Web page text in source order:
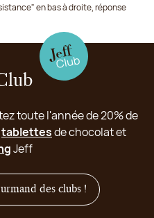
en bas à droite, réponse
toute l'année de 20% de
tablettesde chocolat et
Jeff
des clubs !